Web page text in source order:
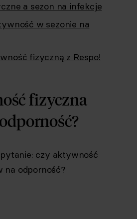
a sezon na infekcje
w sezonie na
fizyczną z Respo!
fizyczna
czy aktywność
na odporność?